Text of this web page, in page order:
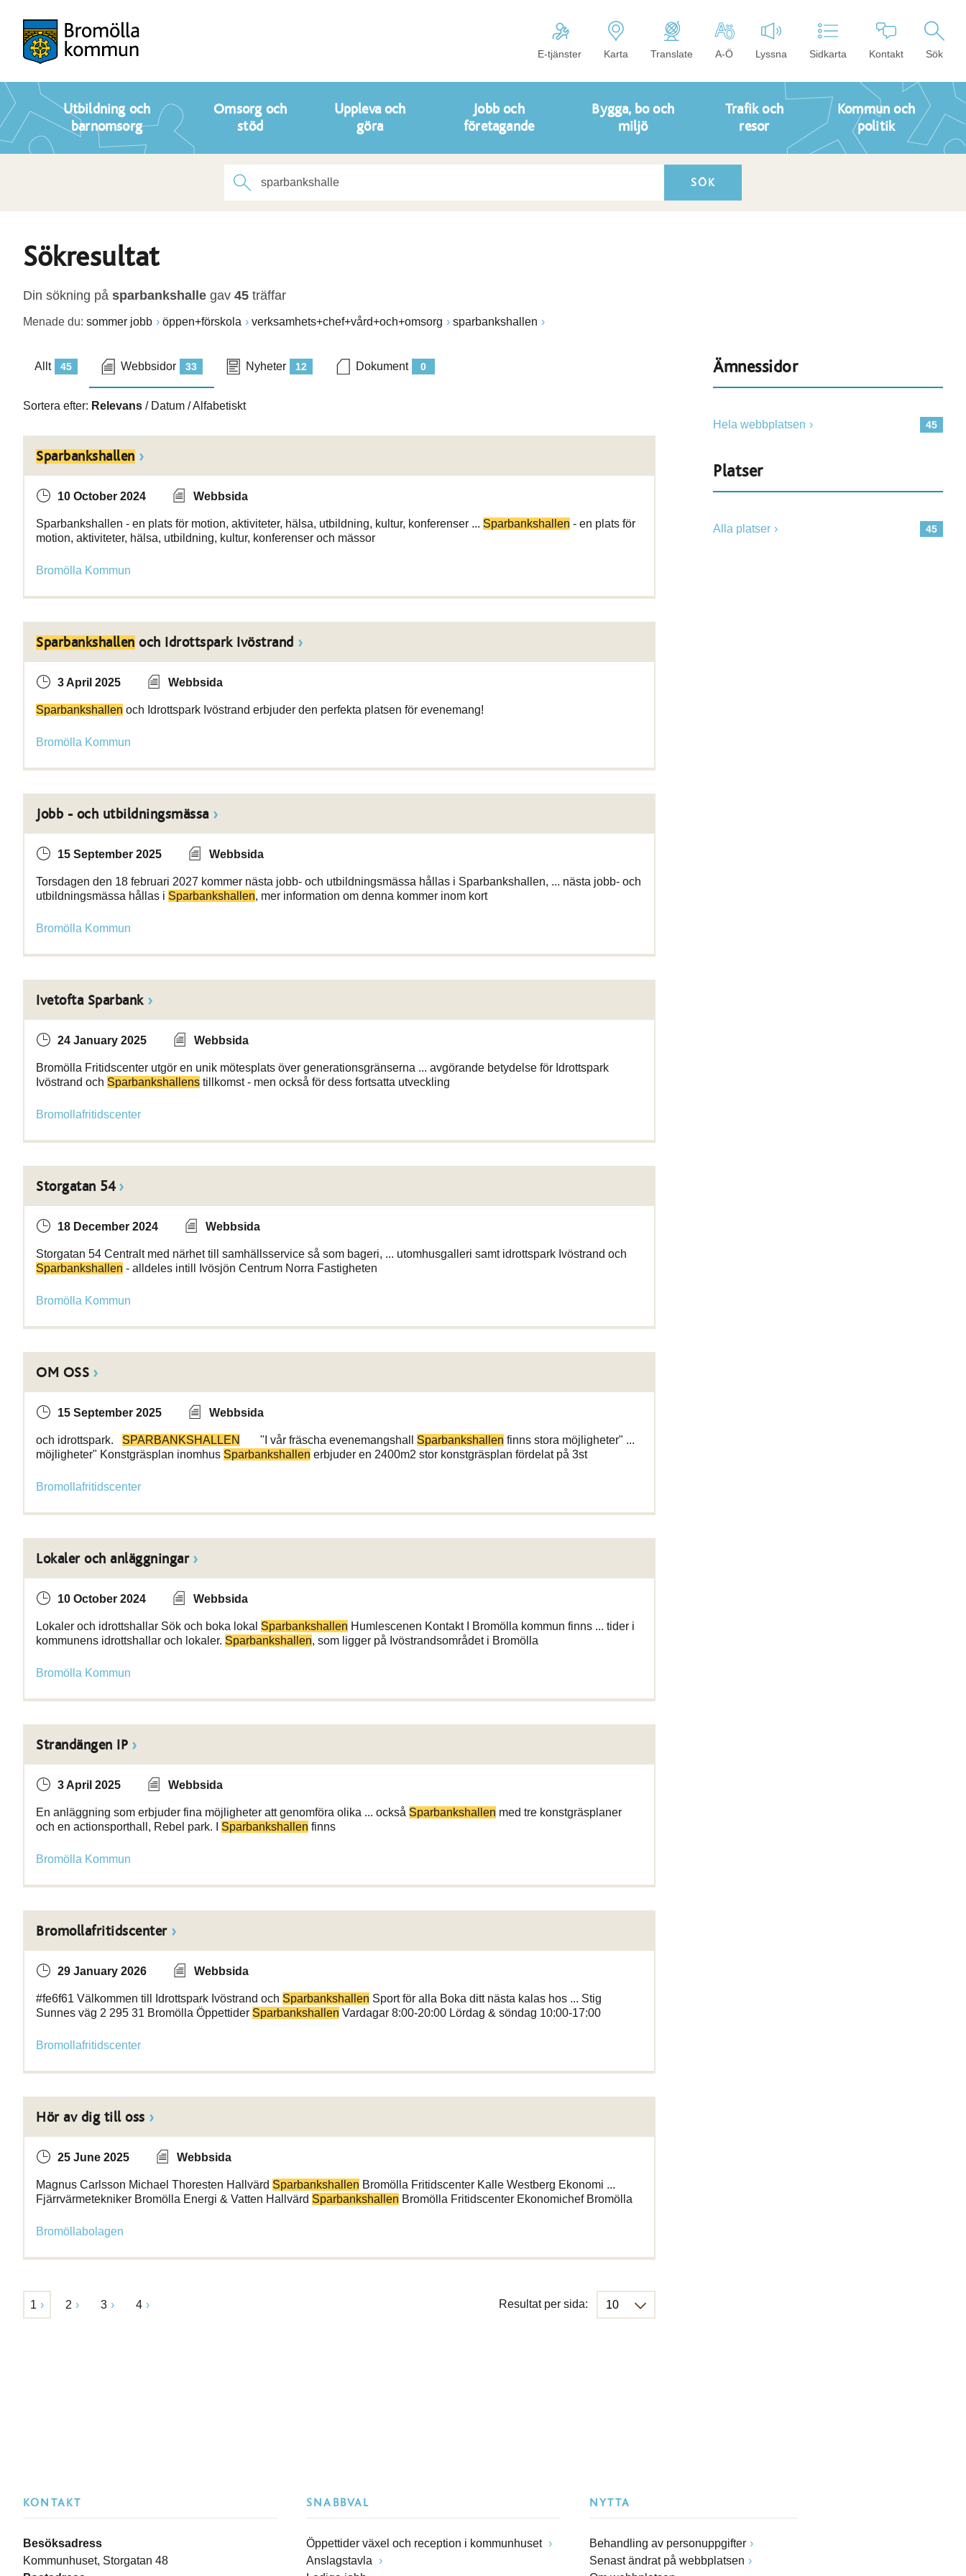
E-tjänster Karta Translate A-Ö Lyssna Sidkarta Kontakt Sök
Utbildning och
barnomsorg
Omsorg och
stöd
Uppleva och
göra
Jobb och
företagande
Bygga, bo och
miljö
Trafik och
resor
Kommun och
politik
Sökresultat
Din sökning på sparbankshalle gav 45 träffar
Menade du: sommer jobb öppen+förskola verksamhets+chef+vård+och+omsorg sparbankshallen
45
Allt 33
Webbsidor 12
Nyheter 0
Dokument
Sortera efter: Relevans / Datum /Alfabetiskt
Sparbankshallen
10 October 2024 Webbsida
Sparbankshallen - en plats för motion, aktiviteter, hälsa, utbildning, kultur, konferenser ... Sparbankshallen - en plats för
motion, aktiviteter, hälsa, utbildning, kultur, konferenser och mässor
Bromölla Kommun
Sparbankshallen och Idrottspark Ivöstrand
3 April 2025 Webbsida
Sparbankshallen och Idrottspark Ivöstrand erbjuder den perfekta platsen för evenemang!
Bromölla Kommun
Jobb - och utbildningsmässa
15 September 2025 Webbsida
Torsdagen den 18 februari 2027 kommer nästa jobb- och utbildningsmässa hållas i Sparbankshallen, ... nästa jobb- och
utbildningsmässa hållas i Sparbankshallen, mer information om denna kommer inom kort
Bromölla Kommun
Ivetofta Sparbank
24 January 2025 Webbsida
Bromölla Fritidscenter utgör en unik mötesplats över generationsgränserna ... avgörande betydelse för Idrottspark
Ivöstrand och Sparbankshallens tillkomst - men också för dess fortsatta utveckling
Bromollafritidscenter
Storgatan 54
18 December 2024 Webbsida
Storgatan 54 Centralt med närhet till samhällsservice så som bageri, ... utomhusgalleri samt idrottspark Ivöstrand och
Sparbankshallen - alldeles intill Ivösjön Centrum Norra Fastigheten
Bromölla Kommun
OM OSS
15 September 2025 Webbsida
och idrottspark. SPARBANKSHALLEN "I vår fräscha evenemangshall Sparbankshallen finns stora möjligheter" ...
möjligheter" Konstgräsplan inomhus Sparbankshallen erbjuder en 2400m2 stor konstgräsplan fördelat på 3st
Bromollafritidscenter
Lokaler och anläggningar
10 October 2024 Webbsida
Lokaler och idrottshallar Sök och boka lokal Sparbankshallen Humlescenen Kontakt I Bromölla kommun finns ... tider i
kommunens idrottshallar och lokaler. Sparbankshallen, som ligger på Ivöstrandsområdet i Bromölla
Bromölla Kommun
Strandängen IP
3 April 2025 Webbsida
En anläggning som erbjuder fina möjligheter att genomföra olika ... också Sparbankshallen med tre konstgräsplaner
och en actionsporthall, Rebel park. I Sparbankshallen finns
Bromölla Kommun
Bromollafritidscenter
29 January 2026 Webbsida
#fe6f61 Välkommen till Idrottspark Ivöstrand och Sparbankshallen Sport för alla Boka ditt nästa kalas hos ... Stig
Sunnes väg 2 295 31 Bromölla Öppettider Sparbankshallen Vardagar 8:00-20:00 Lördag & söndag 10:00-17:00
Bromollafritidscenter
Hör av dig till oss
25 June 2025 Webbsida
Magnus Carlsson Michael Thoresten Hallvärd Sparbankshallen Bromölla Fritidscenter Kalle Westberg Ekonomi ...
Fjärrvärmetekniker Bromölla Energi & Vatten Hallvärd Sparbankshallen Bromölla Fritidscenter Ekonomichef Bromölla
Bromöllabolagen
1 2 3 4 Resultat per sida:
Ämnessidor
45
Hela webbplatsen
Platser
45
Alla platser
KONTAKT
Besöksadress
Kommunhuset, Storgatan 48
SNABBVAL
Öppettider växel och reception i kommunhuset
Anslagstavla
NYTTA
Behandling av personuppgifter
Senast ändrat på webbplatsen